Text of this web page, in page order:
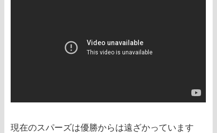
現在のスパーズは優勝からは遠ざかっています